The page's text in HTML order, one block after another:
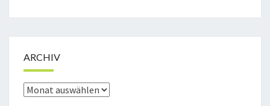
ARCHIV
Archiv